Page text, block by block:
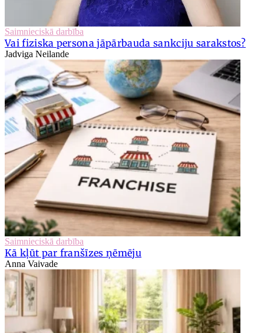
Saimnieciskā darbība
Vai fiziska persona jāpārbauda sankciju sarakstos?
Jadviga Neilande
Saimnieciskā darbība
Kā kļūt par franšīzes ņēmēju
Anna Vaivade